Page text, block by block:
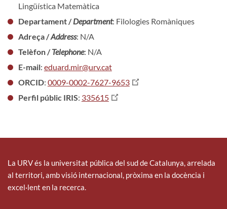
Lingüística Matemàtica
Departament /Department: Filologies Romàniques
Adreça /Address: N/A
Telèfon /Telephone: N/A
E-mail: eduard.mir@urv.cat
ORCID: 0009-0002-7627-9653
Perfil públic IRIS: 335615
La URV és la universitat pública del sud de Catalunya, arrelada
al territori, amb visió internacional, pròxima en la docència i
excel·lent en la recerca.